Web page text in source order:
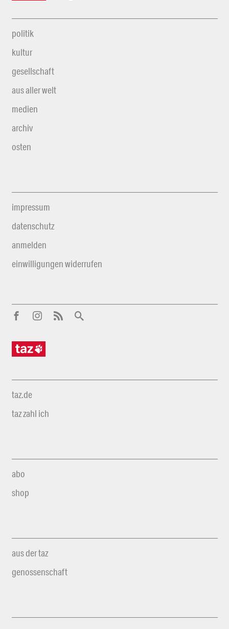
politik
kultur
gesellschaft
aus aller welt
medien
archiv
osten
impressum
datenschutz
anmelden
einwilligungen widerrufen
taz.de
taz zahl ich
abo
shop
aus der taz
genossenschaft